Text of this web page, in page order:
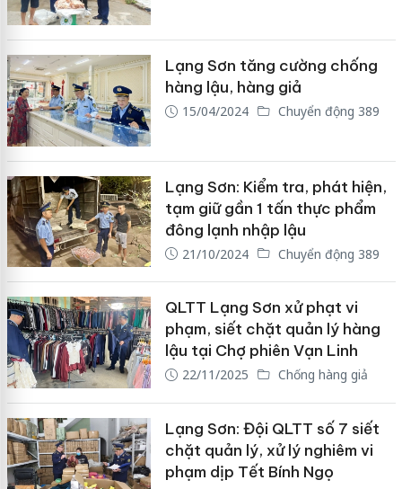
Lạng Sơn tăng cường chống
hàng lậu, hàng giả
15/04/2024 Chuyển động 389
Lạng Sơn: Kiểm tra, phát hiện,
tạm giữ gần 1 tấn thực phẩm
đông lạnh nhập lậu
21/10/2024 Chuyển động 389
QLTT Lạng Sơn xử phạt vi
phạm, siết chặt quản lý hàng
lậu tại Chợ phiên Vạn Linh
22/11/2025 Chống hàng giả
Lạng Sơn: Đội QLTT số 7 siết
chặt quản lý, xử lý nghiêm vi
phạm dịp Tết Bính Ngọ